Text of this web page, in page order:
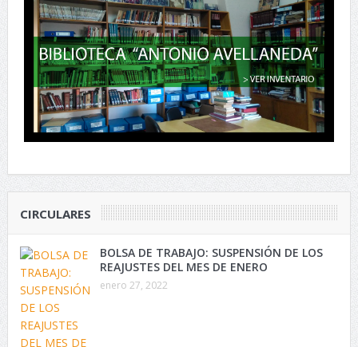
CIRCULARES
BOLSA DE TRABAJO: SUSPENSIÓN DE LOS
REAJUSTES DEL MES DE ENERO
enero 27, 2022